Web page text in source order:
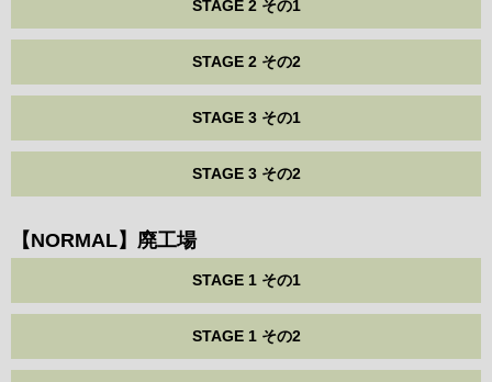
STAGE 2 その1
STAGE 2 その2
STAGE 3 その1
STAGE 3 その2
【NORMAL】廃工場
STAGE 1 その1
STAGE 1 その2